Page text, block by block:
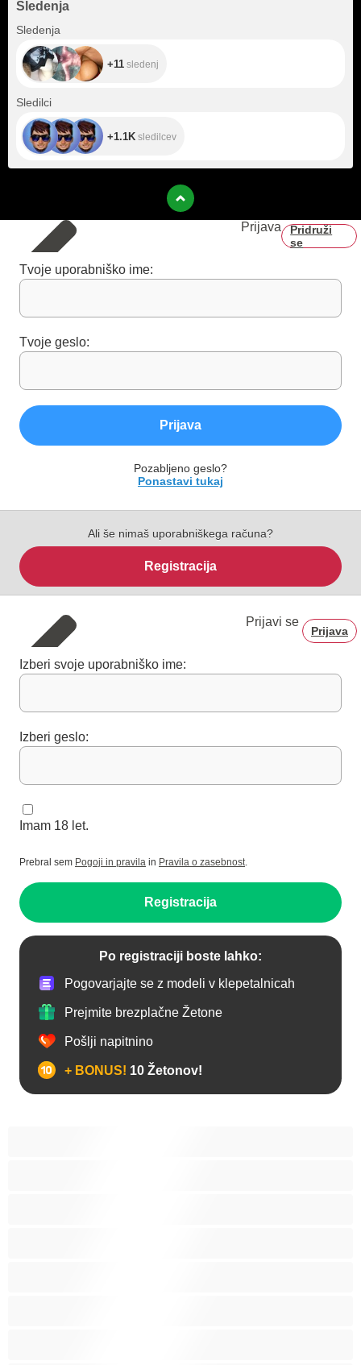
Sledenja
Sledenja
+11 sledenj
Sledilci
+1.1K sledilcev
Prijava
Pridruži
se
Tvoje uporabniško ime:
Tvoje geslo:
Prijava
Pozabljeno geslo?
Ponastavi tukaj
Ali še nimaš uporabniškega računa?
Registracija
Prijavi se
Prijava
Izberi svoje uporabniško ime:
Izberi geslo:
Imam 18 let.
Prebral sem Pogoji in pravila in Pravila o zasebnost.
Registracija
Po registraciji boste lahko:
Pogovarjajte se z modeli v klepetalnicah
Prejmite brezplačne Žetone
Pošlji napitnino
+ BONUS! 10 Žetonov!